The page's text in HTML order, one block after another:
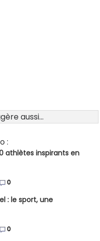
aussi...
:
athlètes inspirants en
0
: le sport, une
0